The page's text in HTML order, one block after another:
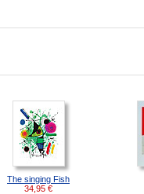
The singing Fish
34,95 €